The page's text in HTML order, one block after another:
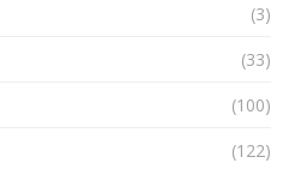
(3)
(33)
(100)
(122)